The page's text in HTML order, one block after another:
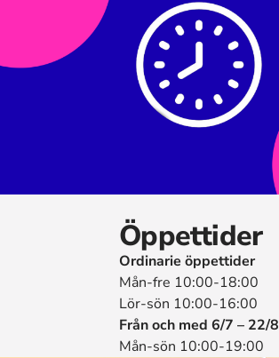
Öppettider
Ordinarie öppettider
Mån-fre 10:00-18:00
Lör-sön 10:00-16:00
Från och med 6/7 – 22/8
Mån-sön 10:00-19:00